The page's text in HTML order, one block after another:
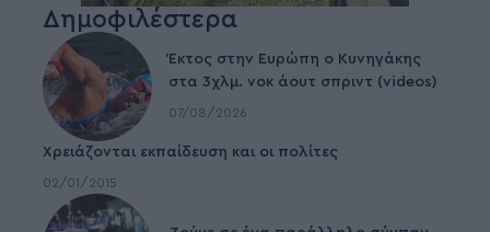
Δημοφιλέστερα
Έκτος στην Ευρώπη ο Κυνηγάκης
στα 3χλμ. νοκ άουτ σπριντ (videos)
07/08/2026
Χρειάζονται εκπαίδευση και οι πολίτες
02/01/2015